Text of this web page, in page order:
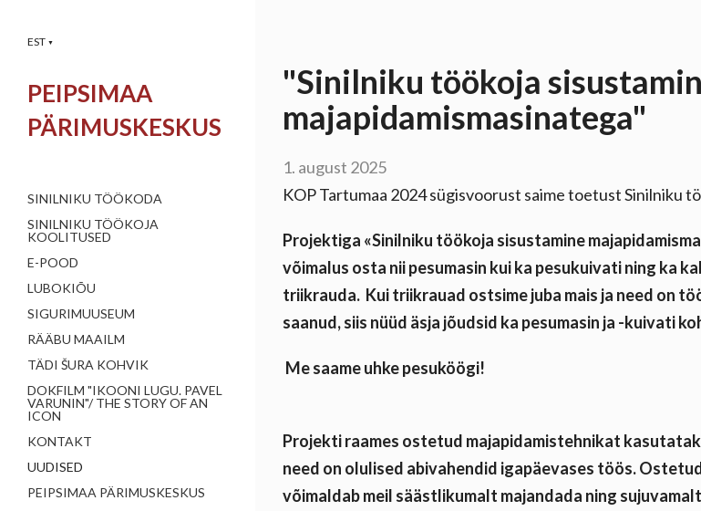
EST ▼
PEIPSIMAA
PÄRIMUSKESKUS
SINILNIKU TÖÖKODA
SINILNIKU TÖÖKOJA
KOOLITUSED
E-POOD
LUBOKIÕU
SIGURIMUUSEUM
RÄÄBU MAAILM
TÄDI ŠURA KOHVIK
DOKFILM "IKOONI LUGU. PAVEL
VARUNIN"/ THE STORY OF AN
ICON
KONTAKT
UUDISED
PEIPSIMAA PÄRIMUSKESKUS
"Sinilniku töökoja
majapidamismasinatega"
1. august 2025
KOP Tartumaa 2024 sügisvoorust saime toetust Sinilniku
Projektiga «Sinilniku töökoja sisustamine
võimalus osta nii pesumasin kui ka pesukuivati ning ka
triikrauda. Kui triikrauad ostsime juba mais ja need on
saanud, siis nüüd äsja jõudsid ka pesumasin ja -kuivati
Me saame uhke pesuköögi!
Projekti raames ostetud majapidamistehnikat
need on olulised abivahendid igapäevases töös.
võimaldab meil säästlikumalt majandada ning